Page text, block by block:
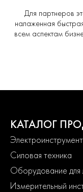
Для партнеров
налаженная
всем аспектам
КАТАЛОГ
Электроинструмент
Силовая техника
Оборудование для
Измерительный